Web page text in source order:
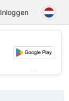
Inloggen